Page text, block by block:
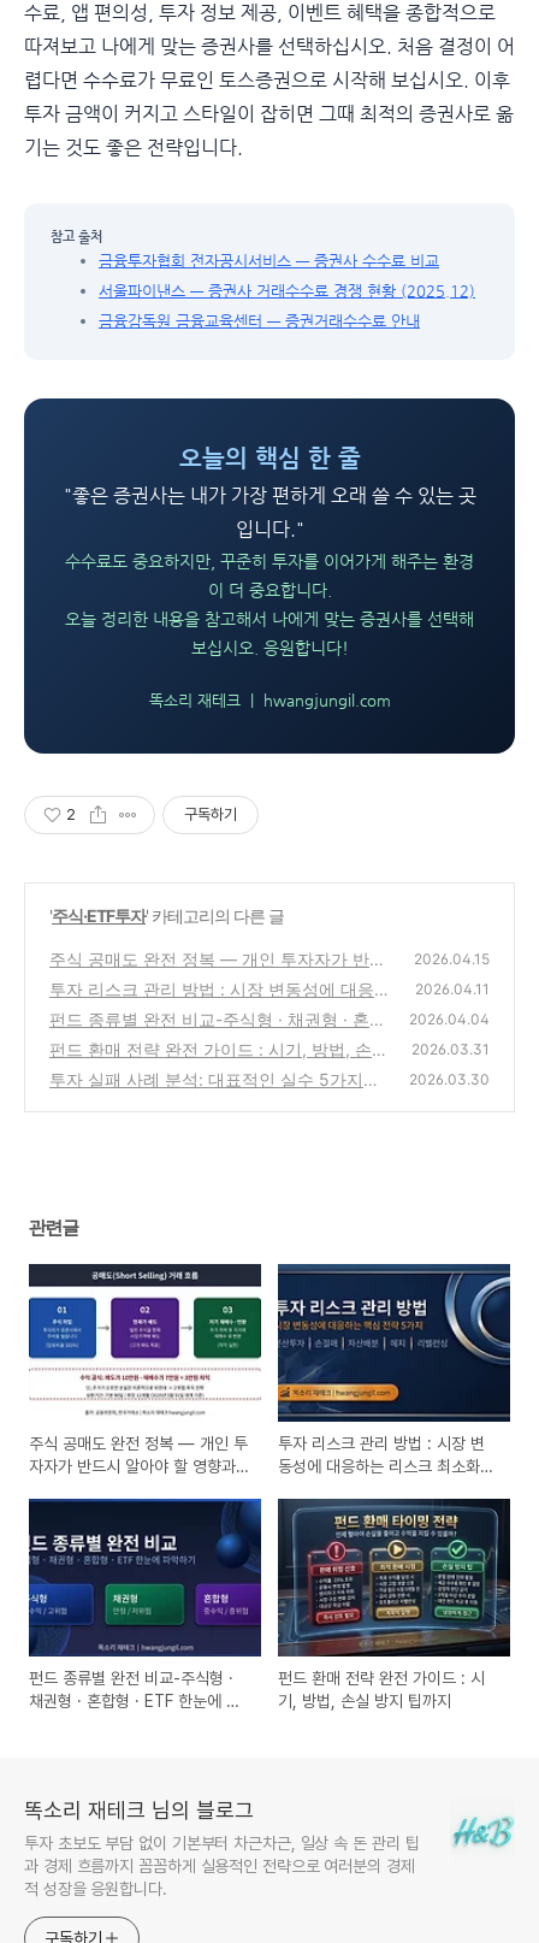
수료, 앱 편의성, 투자 정보 제공, 이벤트 혜택을 종합적으로
따져보고 나에게 맞는 증권사를 선택하십시오. 처음 결정이 어
렵다면 수수료가 무료인 토스증권으로 시작해 보십시오. 이후
투자 금액이 커지고 스타일이 잡히면 그때 최적의 증권사로 옮
기는 것도 좋은 전략입니다.
참고 출처
금융투자협회 전자공시서비스 — 증권사 수수료 비교
서울파이낸스 — 증권사 거래수수료 경쟁 현황 (2025.12)
금융감독원 금융교육센터 — 증권거래수수료 안내
오늘의 핵심 한 줄
"좋은 증권사는 내가 가장 편하게 오래 쓸 수 있는 곳
입니다."
수수료도 중요하지만, 꾸준히 투자를 이어가게 해주는 환경
이 더 중요합니다.
오늘 정리한 내용을 참고해서 나에게 맞는 증권사를 선택해
보십시오. 응원합니다!
똑소리 재테크 | hwangjungil.com
2 구독하기
'주식·ETF투자' 카테고리의 다른 글
주식 공매도 완전 정복 — 개인 투자자가 반드
시 알아야 할 영향과 대응법
(2)
2026.04.15
투자 리스크 관리 방법 : 시장 변동성에 대응하
는 리스크 최소화 전략 5가지
2026.04.11
펀드 종류별 완전 비교-주식형 · 채권형 · 혼합
형 · ETF 한눈에 파악하는 2026 최신 가이드
(2)
2026.04.04
펀드 환매 전략 완전 가이드 : 시기, 방법, 손실
방지 팁까지
(0)
2026.03.31
투자 실패 사례 분석: 대표적인 실수 5가지와
2026.03.30
관련글
주식 공매도 완전 정복 — 개인 투
자자가 반드시 알아야 할 영향과
투자 리스크 관리 방법 : 시장 변
동성에 대응하는 리스크 최소화
펀드 종류별 완전 비교-주식형 ·
채권형 · 혼합형 · ETF 한눈에 파
펀드 환매 전략 완전 가이드 : 시
기, 방법, 손실 방지 팁까지
똑소리 재테크 님의 블로그
투자 초보도 부담 없이 기본부터 차근차근, 일상 속 돈 관리 팁
과 경제 흐름까지 꼼꼼하게 실용적인 전략으로 여러분의 경제
적 성장을 응원합니다.
구독하기